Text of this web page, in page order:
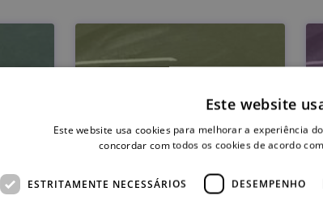
Este website
Este website usa cookies para melhorar a experiência
concordar com todos os cookies de acordo
ESTRITAMENTE NECESSÁRIOS DESEMPENHO